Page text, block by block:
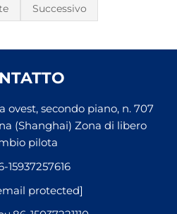
Successivo
ovest, secondo piano, n. 707
(Shanghai) Zona di libero
pilota
15937257616
protected]